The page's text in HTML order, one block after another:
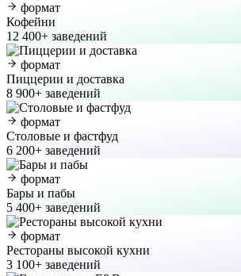
формат
Кофейни
12 400+ заведений
формат
Пиццерии и доставка
8 900+ заведений
формат
Столовые и фастфуд
6 200+ заведений
формат
Бары и пабы
5 400+ заведений
формат
Рестораны высокой кухни
3 100+ заведений